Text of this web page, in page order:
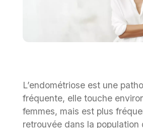
L’endométriose est une
fréquente, elle touche
femmes, mais est plus
retrouvée dans la population